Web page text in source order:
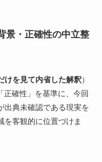
景・正確性の中立整
けを見て内省した解釈）
正確性」を基準に、今回
出典未確認である現実を
を客観的に位置づけま